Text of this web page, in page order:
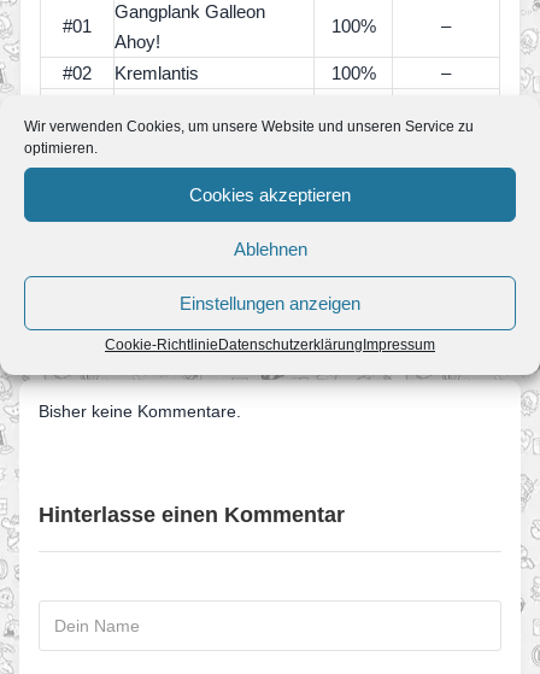
Wir verwenden Cookies, um unsere Website und unseren Service zu
optimieren.
Cookies akzeptieren
Ablehnen
Einstellungen anzeigen
Cookie-Richtlinie Datenschutzerklärung Impressum
#01
Gangplank Galleon
Ahoy!
100% –
#02 Kremlantis 100% –
#03
Chimpanzee Clouds
100% –
#04 Big Ape City 100% –
Donkey Kong Land
Donkey Kong Land
Bisher keine Kommentare.
Hinterlasse einen Kommentar